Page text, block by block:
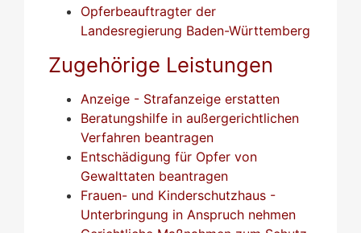
Opferbeauftragter der
Landesregierung Baden-Württemberg
Zugehörige Leistungen
Anzeige - Strafanzeige erstatten
Beratungshilfe in außergerichtlichen
Verfahren beantragen
Entschädigung für Opfer von
Gewalttaten beantragen
Frauen- und Kinderschutzhaus -
Unterbringung in Anspruch nehmen